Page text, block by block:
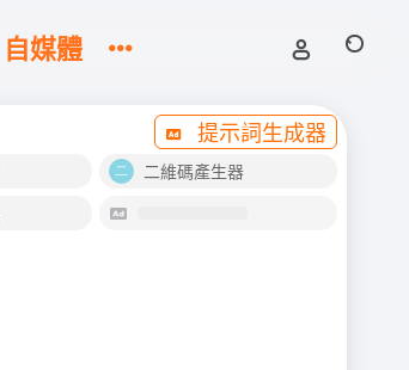
自媒體
提示詞生成器
二維碼產生器